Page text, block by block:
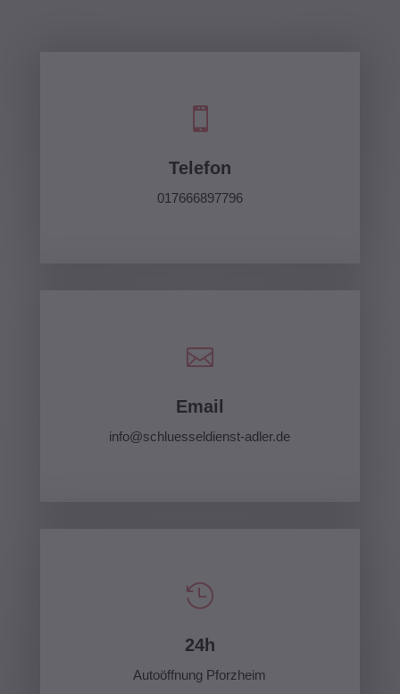

Telefon
017666897796

Email
info@schluesseldienst-adler.de

24h
Autoöffnung Pforzheim